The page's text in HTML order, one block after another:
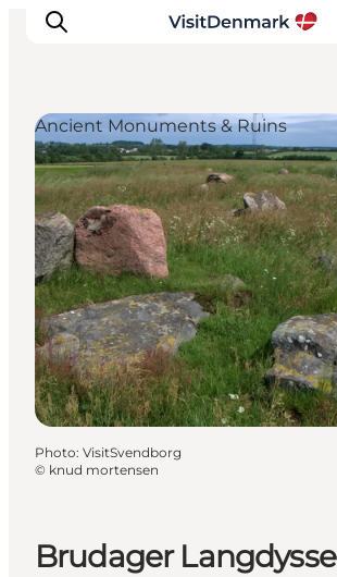
Inspirations
Destinations
Quoi faire
Hébergements
Planifiez votre voyage
Brudager Langdysse
Ancient Monuments & Ruins
Photo: VisitSvendborg
© knud mortensen